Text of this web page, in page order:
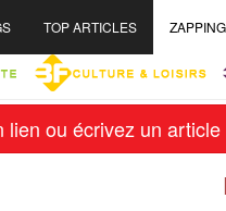
lien ou écrivez un article
TOP ARTICLES ZAPPING